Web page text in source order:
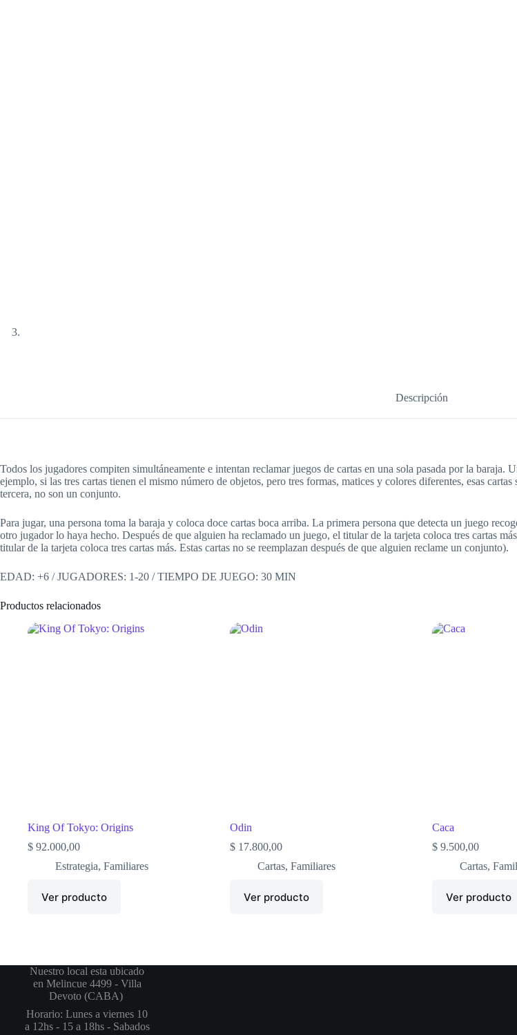
Descripción
Todos los jugadores compiten simultáneamente e intentan reclamar juegos de cartas en una sola pasada por la
ejemplo, si las tres cartas tienen el mismo número de objetos, pero tres formas, matices y colores diferentes, esas
tercera, no son un conjunto.
Para jugar, una persona toma la baraja y coloca doce cartas boca arriba. La primera persona que detecta un juego
otro jugador lo haya hecho. Después de que alguien ha reclamado un juego, el titular de la tarjeta coloca tres cartas
titular de la tarjeta coloca tres cartas más. Estas cartas no se reemplazan después de que alguien reclame un conjunto).
EDAD: +6 / JUGADORES: 1-20 / TIEMPO DE JUEGO: 30 MIN
Productos relacionados
King Of Tokyo: Origins
$ 92.000,00
Estrategia, Familiares
Ver producto
Odin
$ 17.800,00
Cartas,Familiares
Ver producto
Caca
$ 9.500,00
Cartas,
Ver producto
Nuestro local esta ubicado
en Melincue 4499 - Villa
Devoto (CABA)
Horario: Lunes a viernes 10
a 12hs - 15 a 18hs - Sabados